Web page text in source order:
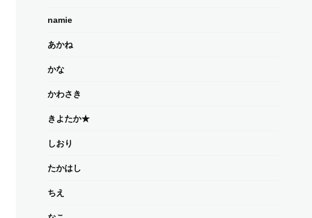
namie
あかね
かな
かわさき
きよたか★
しおり
たかはし
ちえ